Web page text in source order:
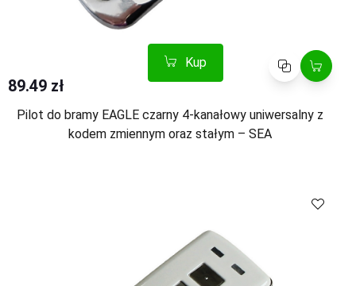
Kup Porównaj
89.49 zł
Pilot do bramy EAGLE czarny 4-kanałowy uniwersalny z
kodem zmiennym oraz stałym – SEA